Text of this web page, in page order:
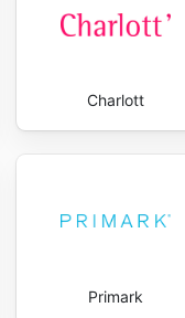
Charlott
Primark